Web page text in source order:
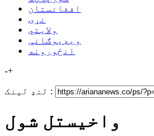
افغانستان
نړۍ
ولایتي
ویډیوګانې
انځورونه
-+
لنډ لینک :
واخیستل شول